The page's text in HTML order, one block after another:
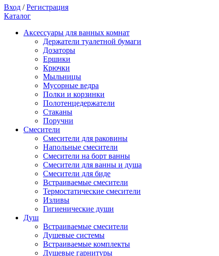
Вход /Регистрация
Каталог
Аксессуары для ванных комнат
Держатели туалетной бумаги
Дозаторы
Ершики
Крючки
Мыльницы
Мусорные ведра
Полки и корзинки
Полотенцедержатели
Стаканы
Поручни
Смесители
Смесители для раковины
Напольные смесители
Смесители на борт ванны
Смесители для ванны и душа
Смесители для биде
Встраиваемые смесители
Термостатические смесители
Изливы
Гигиенические души
Душ
Встраиваемые смесители
Душевые системы
Встраиваемые комплекты
Душевые гарнитуры